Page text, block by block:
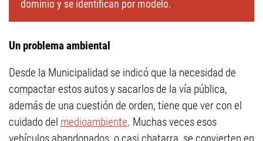
dominio y se identifican por modelo.
Un problema ambiental
Desde la Municipalidad se indicó que la necesidad de
compactar estos autos y sacarlos de la vía pública,
además de una cuestión de orden, tiene que ver con el
cuidado del medioambiente. Muchas veces esos